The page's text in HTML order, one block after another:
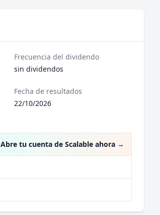
Frecuencia del dividendo
sin dividendos
Fecha de resultados
22/10/2026
Abre tu cuenta de Scalable ahora →